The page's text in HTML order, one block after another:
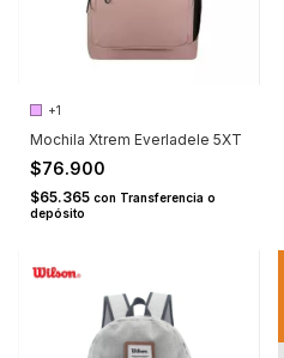
+1
Mochila Xtrem Everladele 5XT
$76.900
$65.365 con Transferencia o
depósito